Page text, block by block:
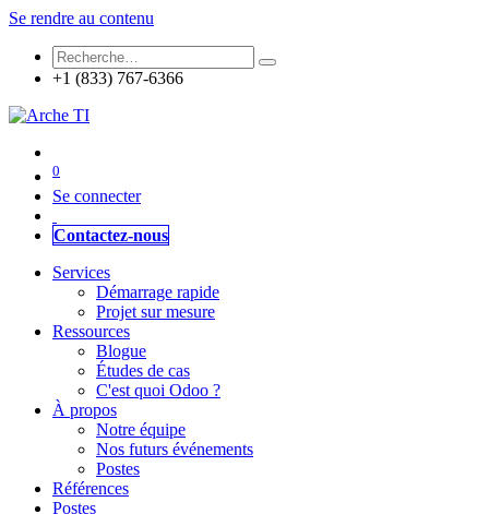
Se rendre au contenu
+1 (833) 767-6366
0
Se connecter
Contactez-nous
Services
Démarrage rapide
Projet sur mesure
Ressources
Blogue
Études de cas
C'est quoi Odoo ?
À propos
Notre équipe
Nos futurs événements
Postes
Références
Postes